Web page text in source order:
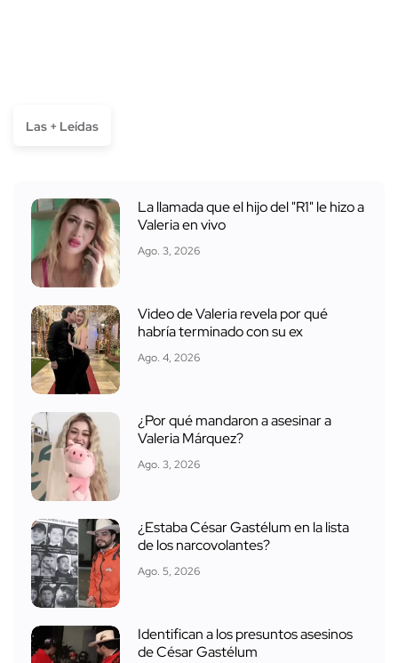
Las + Leídas
La llamada que el hijo del "R1" le hizo a
Valeria en vivo
Ago. 3, 2026
Video de Valeria revela por qué
habría terminado con su ex
Ago. 4, 2026
¿Por qué mandaron a asesinar a
Valeria Márquez?
Ago. 3, 2026
¿Estaba César Gastélum en la lista
de los narcovolantes?
Ago. 5, 2026
Identifican a los presuntos asesinos
de César Gastélum